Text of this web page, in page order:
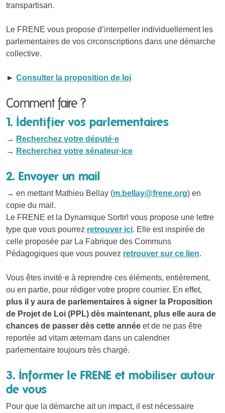
transpartisan.
Le FRENE vous propose d’interpeller individuellement les
parlementaires de vos circonscriptions dans une démarche
collective.
► Consulter la proposition de loi
Comment faire ?
1. Identifier vos parlementaires
→ Recherchez votre député·e
→ Recherchez votre sénateur·ice
2. Envoyer un mail
→ en mettant Mathieu Bellay (m.bellay@frene.org) en
copie du mail.
Le FRENE et la Dynamique Sortir! vous propose une lettre
type que vous pourrez retrouver ici. Elle est inspirée de
celle proposée par La Fabrique des Communs
Pédagogiques que vous pouvez retrouver sur ce lien.
Vous êtes invité·e à reprendre ces éléments, entièrement,
ou en partie, pour rédiger votre propre courrier. En effet,
plus il y aura de parlementaires à signer la Proposition
de Projet de Loi (PPL) dès maintenant, plus elle aura de
chances de passer dès cette année et de ne pas être
reportée ad vitam æternam dans un calendrier
parlementaire toujours très chargé.
3. Informer le FRENE et mobiliser autour
de vous
Pour que la démarche ait un impact, il est nécessaire